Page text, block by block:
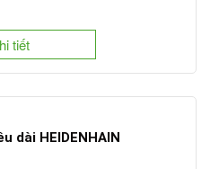
tiết
dài HEIDENHAIN